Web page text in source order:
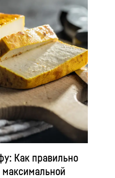
Как правильно
максимальной